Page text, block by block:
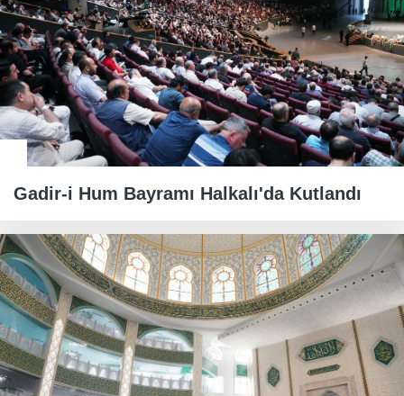
Gadir-i Hum Bayramı Halkalı'da Kutlandı